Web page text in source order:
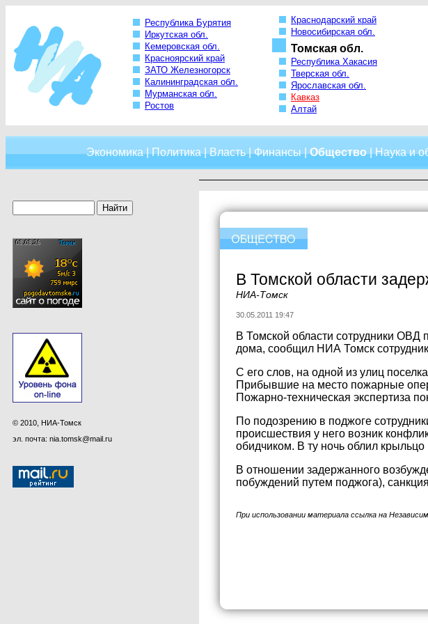
Республика Бурятия
Иркутская обл.
Кемеровская обл.
Красноярский край
ЗАТО Железногорск
Калининградская обл.
Мурманская обл.
Ростов
Краснодарский край
Новосибирская обл.
Томская обл.
Республика Хакасия
Тверская обл.
Ярославская обл.
Кавказ
Алтай
Экономика|Политика|Власть|Финансы|Общество|Наука и
© 2010, НИА-Томск
эл. почта: nia.tomsk@mail.ru
В Томской области
НИА-Томск
30.05.2011 19:47
В Томской области сотрудники ОВД
дома, сообщил НИА Томск
С его слов, на одной из улиц
Прибывшие на место пожарные
Пожарно-техническая экспертиза
По подозрению в поджоге
происшествия у него возник
обидчиком. В ту ночь облил
В отношении задержанного
побуждений путем поджога),
При использовании материала ссылка на